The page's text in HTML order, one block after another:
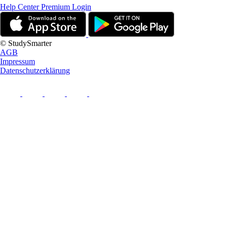
Help CenterPremium Login
© StudySmarter
AGB
Impressum
Datenschutzerklärung